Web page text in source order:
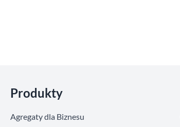
Produkty
Agregaty dla Biznesu